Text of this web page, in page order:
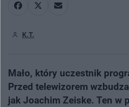
K.T.
Mało, który uczestnik
Przed telewizorem
jak Joachim Zeiske. Ten w